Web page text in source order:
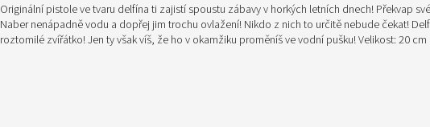
Originální pistole ve tvaru delfína ti zajistí spoustu zábavy v horkých letních dnech! Překvap
Naber nenápadně vodu a dopřej jim trochu ovlažení! Nikdo z nich to určitě nebude čekat!
roztomilé zvířátko! Jen ty však víš, že ho v okamžiku proměníš ve vodní pušku! Velikost: 20 cm